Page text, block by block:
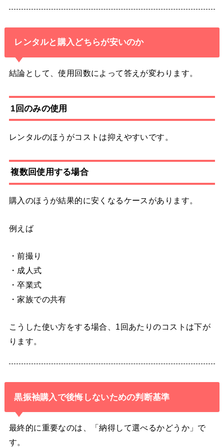
レンタルと購入どちらが安いのか
結論として、使用回数によって答えが変わります。
1回のみの使用
レンタルのほうがコストは抑えやすいです。
複数回使用する場合
購入のほうが結果的に安くなるケースがあります。
例えば
・前撮り
・成人式
・卒業式
・家族での共有
こうした使い方をする場合、1回あたりのコストは下が
ります。
黒振袖購入で後悔しないための判断基準
最終的に重要なのは、「納得して選べるかどうか」で
す。